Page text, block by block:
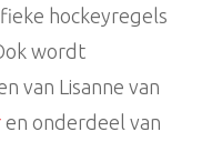
hockeyregels
wordt
van Lisanne van
en onderdeel van